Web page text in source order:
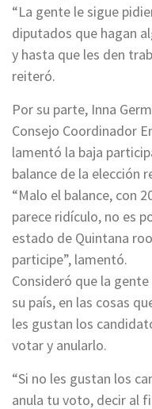
“La gente le sigue
diputados que hagan
y hasta que les den
reiteró.
Por su parte, Inna
Consejo Coordinador
lamentó la baja
balance de la elección
“Malo el balance, con
parece ridículo, no es
estado de Quintana
participe”, lamentó.
Consideró que la
su país, en las cosas
les gustan los
votar y anularlo.
“Si no les gustan los
anula tu voto, decir al